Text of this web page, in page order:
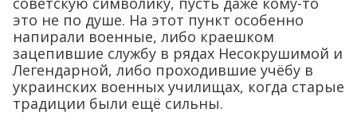
это не по душе. На этот пункт особенно
напирали военные, либо краешком
зацепившие службу в рядах Несокрушимой и
Легендарной, либо проходившие учёбу в
украинских военных училищах, когда старые
традиции были ещё сильны.